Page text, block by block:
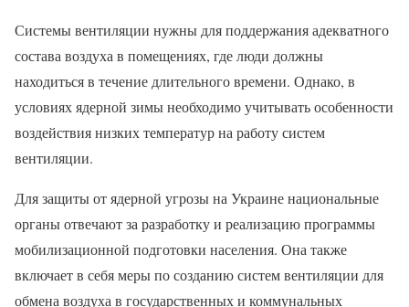
Системы вентиляции нужны для поддержания адекватного
состава воздуха в помещениях, где люди должны
находиться в течение длительного времени. Однако, в
условиях ядерной зимы необходимо учитывать особенности
воздействия низких температур на работу систем
вентиляции.
Для защиты от ядерной угрозы на Украине национальные
органы отвечают за разработку и реализацию программы
мобилизационной подготовки населения. Она также
включает в себя меры по созданию систем вентиляции для
обмена воздуха в государственных и коммунальных